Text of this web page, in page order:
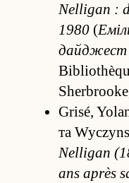
Nelligan :
1980(
дайджест
Grisé,
та
Nelligan
ans après